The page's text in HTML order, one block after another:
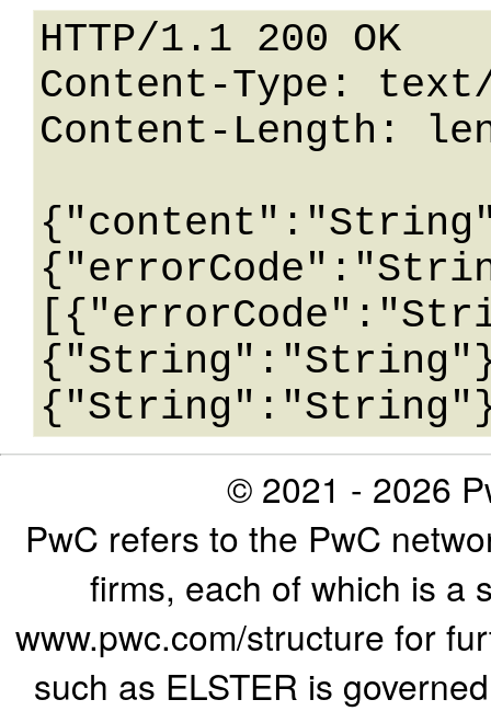
HTTP/1.1 200 OK
Content-Type:
Content-Length:
© 2021 - 2026
PwC refers to the PwC
firms, each of which is a
www.pwc.com/structure for
such as ELSTER is